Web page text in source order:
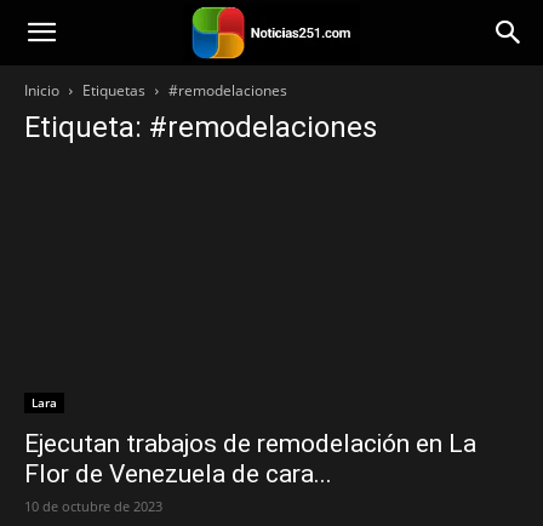
Noticias251
Inicio Etiquetas #remodelaciones
Etiqueta: #remodelaciones
Lara
Ejecutan trabajos de remodelación en La
Flor de Venezuela de cara...
10 de octubre de 2023